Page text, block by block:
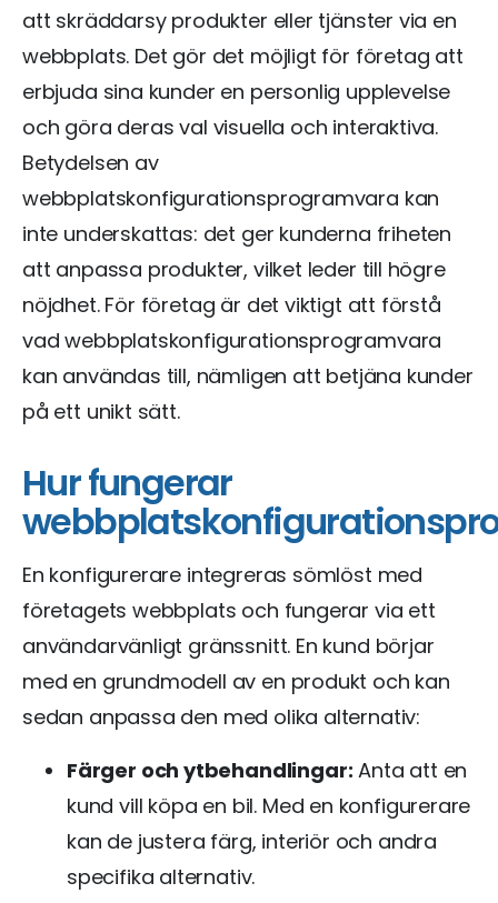
att skräddarsy produkter eller tjänster via en
webbplats. Det gör det möjligt för företag att
erbjuda sina kunder en personlig upplevelse
och göra deras val visuella och interaktiva.
Betydelsen av
webbplatskonfigurationsprogramvara kan
inte underskattas: det ger kunderna friheten
att anpassa produkter, vilket leder till högre
nöjdhet. För företag är det viktigt att förstå
vad webbplatskonfigurationsprogramvara
kan användas till, nämligen att betjäna kunder
på ett unikt sätt.
Hur fungerar
En konfigurerare integreras sömlöst med
företagets webbplats och fungerar via ett
användarvänligt gränssnitt. En kund börjar
med en grundmodell av en produkt och kan
sedan anpassa den med olika alternativ:
Färger och ytbehandlingar: Anta att en
kund vill köpa en bil. Med en konfigurerare
kan de justera färg, interiör och andra
specifika alternativ.